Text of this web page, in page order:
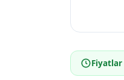
Fiyatlar